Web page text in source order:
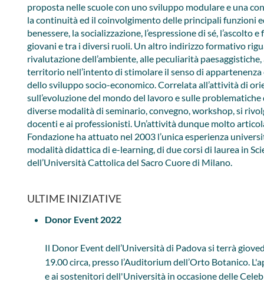
proposta nelle scuole con uno sviluppo modulare e una
la continuità ed il coinvolgimento delle principali funzioni
benessere, la socializzazione, l’espressione di sé,
giovani e tra i diversi ruoli. Un altro indirizzo formativo
rivalutazione dell’ambiente, alle peculiarità
territorio nell’intento di stimolare il senso di
dello sviluppo socio-economico. Correlata all’attività di
sull’evoluzione del mondo del lavoro e sulle
diverse modalità di seminario, convegno, workshop, si
docenti e ai professionisti. Un’attività dunque molto
Fondazione ha attuato nel 2003 l’unica esperienza
modalità didattica di e-learning, di due corsi di laurea in
dell’Università Cattolica del Sacro Cuore di Milano​​.
ULTIME INIZIATIVE
Donor Event 2022
Il Donor Event dell’Università di Padova si terrà
19.00 circa, presso l’Auditorium dell’Orto Botanico.
e ai sostenitori dell'Università in occasione delle